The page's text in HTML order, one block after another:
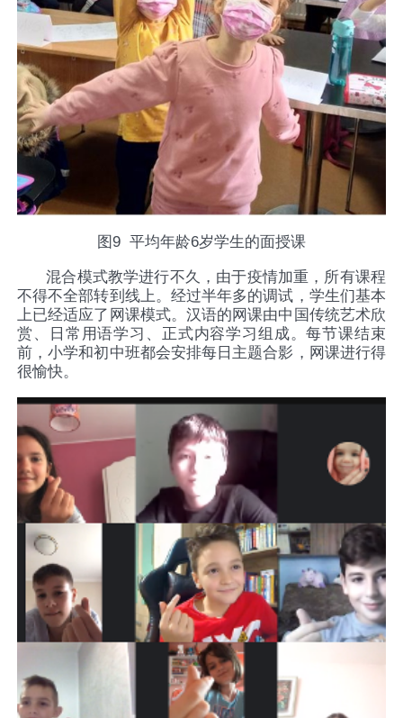
图 9 平均年龄6岁学生的面授课
混合模式教学进行不久，由于疫情加重，所有课程
不得不全部转到线上。经过半年多的调试，学生们基本
上已经适应了网课模式。汉语的网课由中国传统艺术欣
赏、日常用语学习、正式内容学习组成。每节课结束
前，小学和初中班都会安排每日主题合影，网课进行得
很愉快。